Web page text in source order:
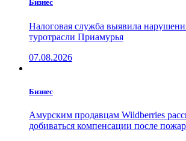
Бизнес
Налоговая служба выявила
туротрасли Приамурья
07.08.2026
Бизнес
Амурским продавцам Wildberries
добиваться компенсации после